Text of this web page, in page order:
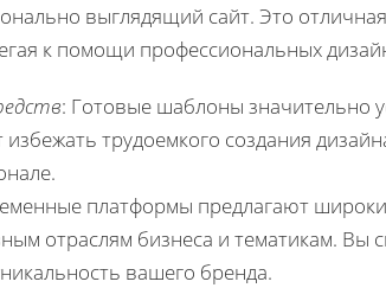
выглядящий сайт. Это
к помощи профессиональных
: Готовые шаблоны значительно
трудоемкого создания
платформы предлагают
отраслям бизнеса и тематикам. Вы
вашего бренда.